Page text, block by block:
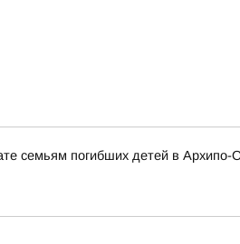
семьям погибших детей в